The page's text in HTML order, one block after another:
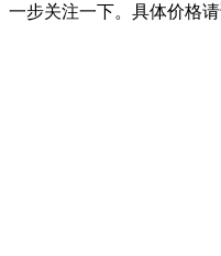
一步关注一下。具体价格请